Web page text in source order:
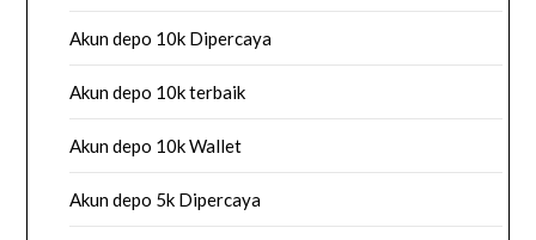
Akun depo 10k Dipercaya
Akun depo 10k terbaik
Akun depo 10k Wallet
Akun depo 5k Dipercaya